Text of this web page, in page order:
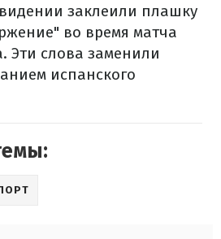
заклеили плашку
во время матча
Эти слова заменили
испанского